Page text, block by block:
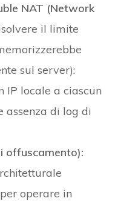
NAT (Network
il limite
sul server):
IP locale a ciascun
assenza di log di
offuscamento):
operare in